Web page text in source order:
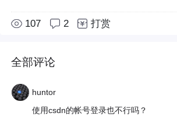
107 2 打赏
全部评论
huntor
使用csdn的帐号登录也不行吗？